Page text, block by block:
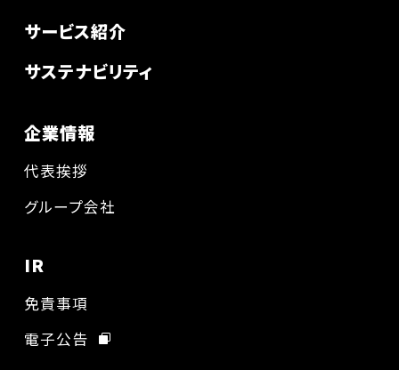
サービス紹介
サステナビリティ
企業情報
代表挨拶
グループ会社
IR
免責事項
電子公告